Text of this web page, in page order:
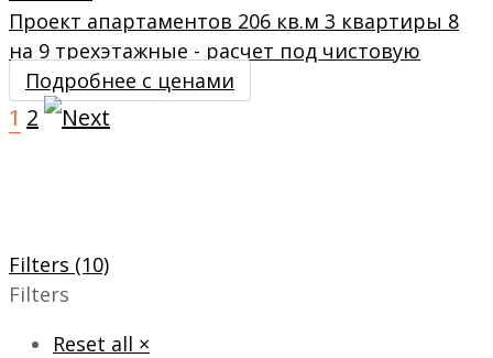
Проект апартаментов 206 кв.м 3 квартиры 8
на 9 трехэтажные - расчет под чистовую
Подробнее с ценами
1 2
Filters (10)
Filters
Reset all ×